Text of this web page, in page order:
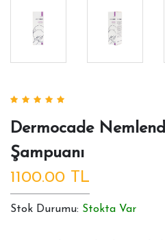
Dermocade
Şampuanı
1100.00 TL
Stok Durumu: Stokta Var